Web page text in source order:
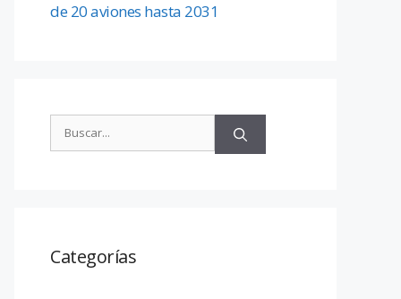
de 20 aviones hasta 2031
Categorías